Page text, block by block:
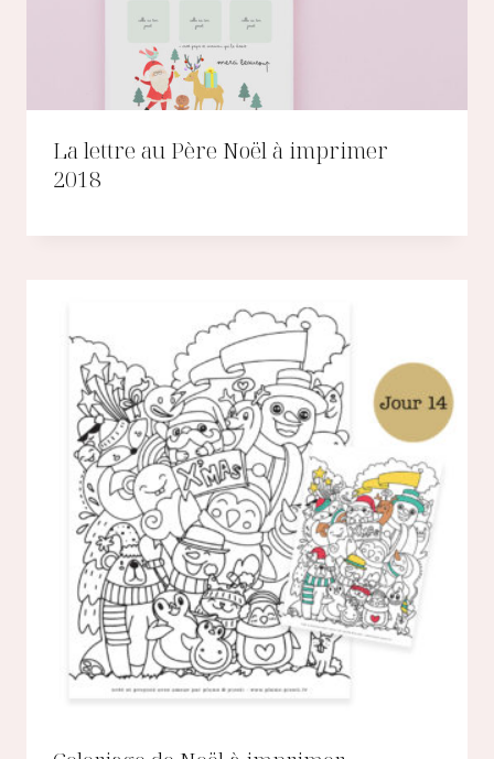
La lettre au Père Noël à imprimer
2018